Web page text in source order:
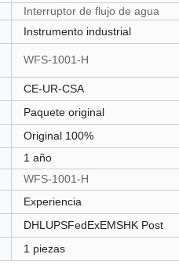
Interruptor de flujo de agua
Instrumento industrial
WFS-1001-H
CE-UR-CSA
Paquete original
Original 100%
1 año
WFS-1001-H
Experiencia
DHLUPSFedExEMSHK Post
1 piezas